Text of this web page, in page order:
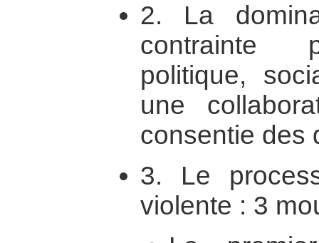
2. La
contrainte
politique,
une
consentie des
3. Le
violente : 3